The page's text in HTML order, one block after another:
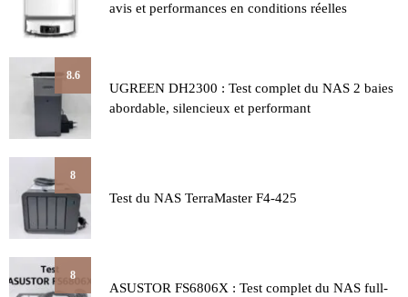
avis et performances en conditions réelles
8.6
UGREEN DH2300 : Test complet du NAS 2 baies
abordable, silencieux et performant
8
Test du NAS TerraMaster F4-425
8
ASUSTOR FS6806X : Test complet du NAS full-